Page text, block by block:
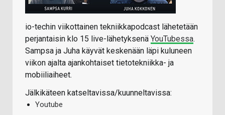
io-techin viikottainen tekniikkapodcast lähetetään
perjantaisin klo 15 live-lähetyksenä YouTubessa.
Sampsa ja Juha käyvät keskenään läpi kuluneen
viikon ajalta ajankohtaiset tietotekniikka- ja
mobiiliaiheet.
Jälkikäteen katseltavissa/kuunneltavissa:
Youtube